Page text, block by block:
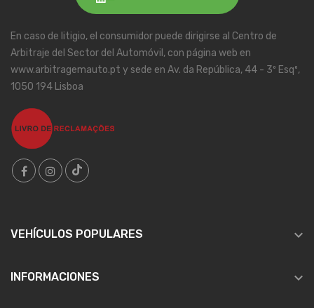
En caso de litigio, el consumidor puede dirigirse al Centro de
Arbitraje del Sector del Automóvil, con página web en
www.arbitragemauto.pt y sede en Av. da República, 44 - 3º Esqº,
1050 194 Lisboa
VEHÍCULOS POPULARES 
INFORMACIONES 